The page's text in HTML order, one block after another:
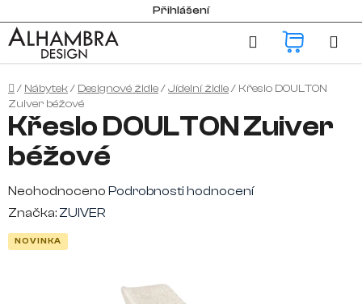
na
obsah
Přihlášení
Hledat
Domů
/ Nábytek/ Designové židle/Jídelní židle/ Křeslo DOULTON
Zuiver béžové
Křeslo DOULTON Zuiver
béžové
Průměrné
hodnocení
produktu
Neohodnoceno Podrobnosti hodnocení
Značka: ZUIVER
NOVINKA